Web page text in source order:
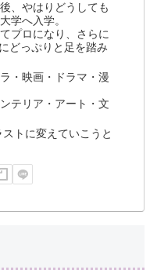
、やはりどうしても
学へ入学。
プロになり、さらに
どっぷりと足を踏み
・映画・ドラマ・漫
テリア・アート・文
トに変えていこうと